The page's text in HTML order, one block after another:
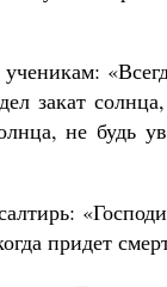
закат
не будь
придет